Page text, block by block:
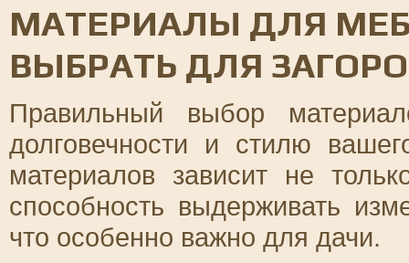
МАТЕРИАЛЫ ДЛЯ
ВЫБРАТЬ ДЛЯ
Правильный выбор
долговечности и стилю
материалов зависит не
способность выдерживать
что особенно важно для дачи.